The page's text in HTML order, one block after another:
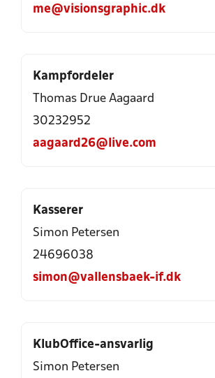
me@visionsgraphic.dk
Kampfordeler
Thomas Drue Aagaard
30232952
aagaard26@live.com
Kasserer
Simon Petersen
24696038
simon@vallensbaek-if.dk
KlubOffice-ansvarlig
Simon Petersen